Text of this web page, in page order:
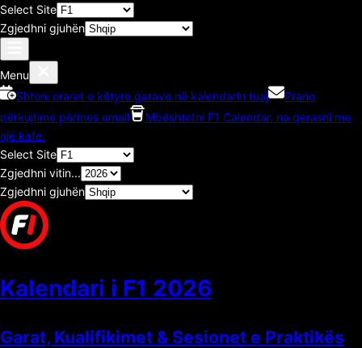
Select Site
Zgjedhni gjuhën
Menu
Shtoni oraret e këtyre garave në kalendarin tuaj
Prano
përkujtime përmes email
Mbështetni F1 Calendar, na qerasni me
një kafe.
Select Site
Zgjedhni vitin...
Zgjedhni gjuhën
Kalendari i F1 2026
Garat, Kualifikimet & Sesionet e Praktikës